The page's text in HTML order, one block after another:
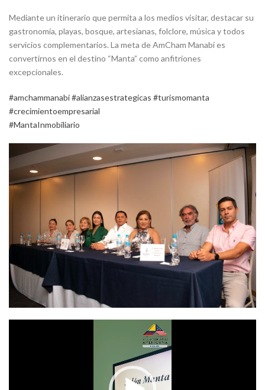
Mediante un itinerario que permita a los medios visitar, destacar su
gastronomía, playas, bosque, artesianas, folclore, música y todos
servicios complementarios. La meta de AmCham Manabí es
convertirnos en el destino “Manta” como anfitriones
excepcionales.
#amchammanabi#alianzasestrategicas #turismomanta
#crecimientoempresarial
#MantaInmobiliario